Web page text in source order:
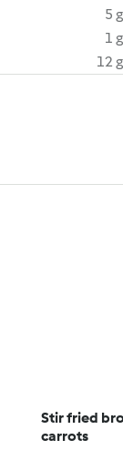
5 g
1 g
12 g
Stir fried
carrots